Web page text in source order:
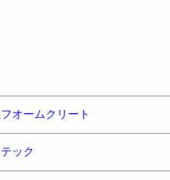
オームクリート
ック